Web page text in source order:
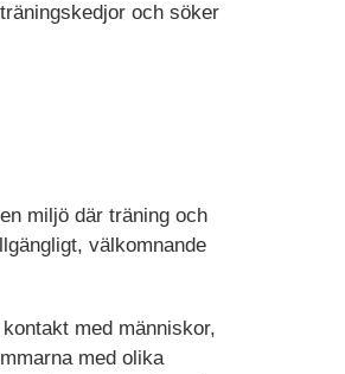
och söker
miljö där träning och
välkomnande
med människor,
med olika